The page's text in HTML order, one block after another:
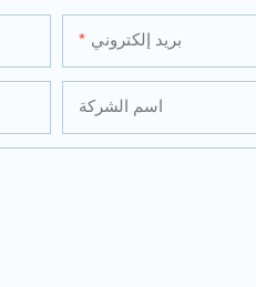
بريد إلكتروني
اسم الشركة